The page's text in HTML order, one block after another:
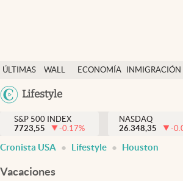
ÚLTIMAS
NOTICIAS
WALL
Y
DÓLAR
ECONOMÍA INMIGRACIÓN
Lifestyle
Finanzas y economía
Wall Street y dólar
Inmigración
S&P 500 INDEX
7723,55
-0.17%
NASDAQ
26.348,35
-
Cronista USA Lifestyle Houston
Vacaciones